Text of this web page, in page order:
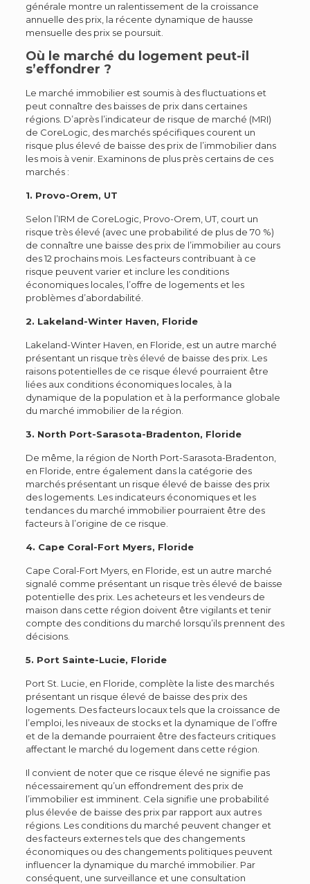
générale montre un ralentissement de la croissance
annuelle des prix, la récente dynamique de hausse
mensuelle des prix se poursuit.
Où le marché du logement peut-il
s’effondrer ?
Le marché immobilier est soumis à des fluctuations et
peut connaître des baisses de prix dans certaines
régions. D’après l’indicateur de risque de marché (MRI)
de CoreLogic, des marchés spécifiques courent un
risque plus élevé de baisse des prix de l’immobilier dans
les mois à venir. Examinons de plus près certains de ces
marchés :
1. Provo-Orem, UT
Selon l’IRM de CoreLogic, Provo-Orem, UT, court un
risque très élevé (avec une probabilité de plus de 70 %)
de connaître une baisse des prix de l’immobilier au cours
des 12 prochains mois. Les facteurs contribuant à ce
risque peuvent varier et inclure les conditions
économiques locales, l’offre de logements et les
problèmes d’abordabilité.
2. Lakeland-Winter Haven, Floride
Lakeland-Winter Haven, en Floride, est un autre marché
présentant un risque très élevé de baisse des prix. Les
raisons potentielles de ce risque élevé pourraient être
liées aux conditions économiques locales, à la
dynamique de la population et à la performance globale
du marché immobilier de la région.
3. North Port-Sarasota-Bradenton, Floride
De même, la région de North Port-Sarasota-Bradenton,
en Floride, entre également dans la catégorie des
marchés présentant un risque élevé de baisse des prix
des logements. Les indicateurs économiques et les
tendances du marché immobilier pourraient être des
facteurs à l’origine de ce risque.
4. Cape Coral-Fort Myers, Floride
Cape Coral-Fort Myers, en Floride, est un autre marché
signalé comme présentant un risque très élevé de baisse
potentielle des prix. Les acheteurs et les vendeurs de
maison dans cette région doivent être vigilants et tenir
compte des conditions du marché lorsqu’ils prennent des
décisions.
5. Port Sainte-Lucie, Floride
Port St. Lucie, en Floride, complète la liste des marchés
présentant un risque élevé de baisse des prix des
logements. Des facteurs locaux tels que la croissance de
l’emploi, les niveaux de stocks et la dynamique de l’offre
et de la demande pourraient être des facteurs critiques
affectant le marché du logement dans cette région.
Il convient de noter que ce risque élevé ne signifie pas
nécessairement qu’un effondrement des prix de
l’immobilier est imminent. Cela signifie une probabilité
plus élevée de baisse des prix par rapport aux autres
régions. Les conditions du marché peuvent changer et
des facteurs externes tels que des changements
économiques ou des changements politiques peuvent
influencer la dynamique du marché immobilier. Par
conséquent, une surveillance et une consultation